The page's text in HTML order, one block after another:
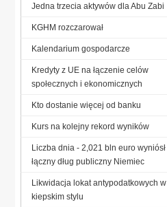
Jedna trzecia aktywów dla Abu Zabi
KGHM rozczarował
Kalendarium gospodarcze
Kredyty z UE na łączenie celów
społecznych i ekonomicznych
Kto dostanie więcej od banku
Kurs na kolejny rekord wyników
Liczba dnia - 2,021 bln euro wyniósł
łączny dług publiczny Niemiec
Likwidacja lokat antypodatkowych w
kiepskim stylu